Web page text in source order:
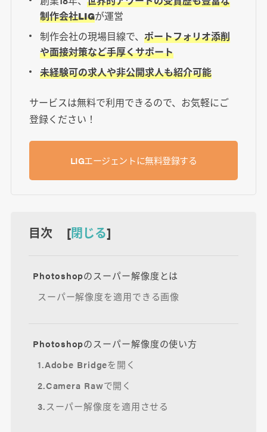
制作会社LIGが運営
制作会社の現場目線で、 ポートフォリオ添削
や面接対策など手厚くサポート
未経験可の求人や非公開求人も紹介可能
サービスは無料で利用できるので、お気軽にご
登録ください！
LIGエージェントに無料登録する
目次 [閉じる]
Photoshopのスーパー解像度とは
スーパー解像度を適用できる画像
Photoshopのスーパー解像度の使い方
1.Adobe Bridgeを開く
2.Camera Rawで開く
3.スーパー解像度を適用させる